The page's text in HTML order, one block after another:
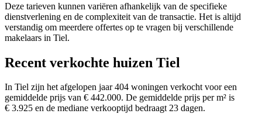
Deze tarieven kunnen variëren afhankelijk van de specifieke
dienstverlening en de complexiteit van de transactie. Het is altijd
verstandig om meerdere offertes op te vragen bij verschillende
makelaars in Tiel.
Recent verkochte huizen Tiel
In Tiel zijn het afgelopen jaar 404 woningen verkocht voor een
gemiddelde prijs van € 442.000. De gemiddelde prijs per m² is
€ 3.925 en de mediane verkooptijd bedraagt 23 dagen.